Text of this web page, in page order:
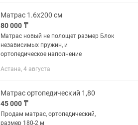
Матрас 1.6х200 см
80 000 ₸
Матрас новый не полощет размер Блок
независимых пружин, и
ортопедическое наполнение
Астана, 4 августа
Матрас ортопедический 1,80
45 000 ₸
Продам матрас, ортопедический,
размер 180-2 м